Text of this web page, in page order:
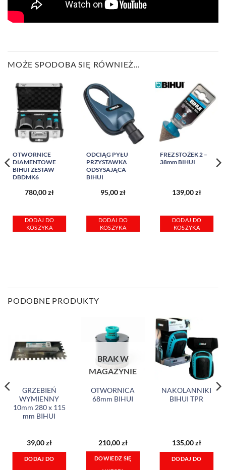
MOŻE SPODOBA SIĘ RÓWNIEŻ…
OTWORNICE
DIAMENTOWE
BIHUI ZESTAW
DBDMK6
780,00zł
DODAJ DO
KOSZYKA
ODCIĄG PYŁU
PRZYSTAWKA
ODSYSAJĄCA
BIHUI
95,00zł
DODAJ DO
KOSZYKA
FREZ STOŻEK 2 –
38mm BIHUI
139,00zł
DODAJ DO
KOSZYKA
PODOBNE PRODUKTY
GRZEBIEŃ
WYMIENNY
10mm 280 x 115
mm BIHUI
39,00zł
DODAJ DO
BRAK W
MAGAZYNIE
OTWORNICA
68mm BIHUI
210,00zł
DOWIEDZ SIĘ
NAKOLANNIKI
BIHUI TPR
135,00zł
DODAJ DO